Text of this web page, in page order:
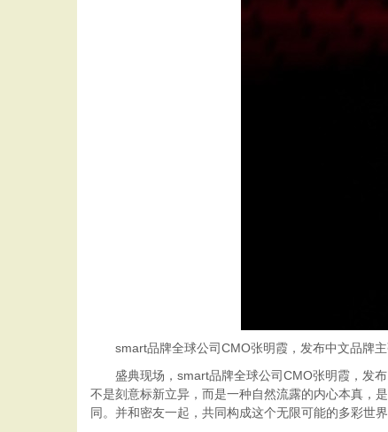
smart品牌全球公司CMO张明霞，发布中文品牌主
盛典现场，smart品牌全球公司CMO张明霞，发
不是刻意标新立异，而是一种自然流露的内心本真，
同。并和密友一起，共同构成这个无限可能的多彩世